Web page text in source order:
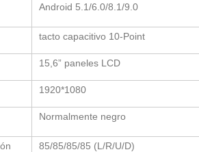
Android 5.1/6.0/8.1/9.0
tacto capacitivo 10-Point
15,6” paneles LCD
1920*1080
Normalmente negro
85/85/85/85 (L/R/U/D)